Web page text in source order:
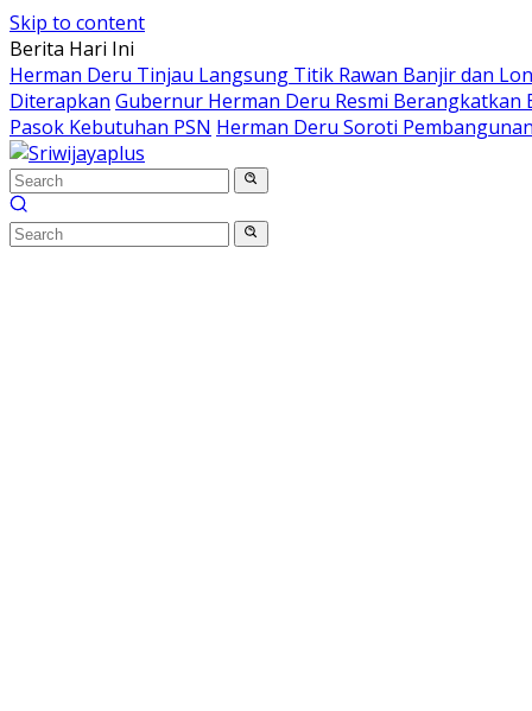
Skip to content
Berita Hari Ini
Herman Deru Tinjau Langsung Titik Rawan Banjir dan
Diterapkan Gubernur Herman Deru Resmi Berangkatkan
Pasok Kebutuhan PSN Herman Deru Soroti